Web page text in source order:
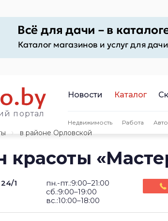
портал
Новости Каталог
Недвижимость Работа Авто
в районе Орловской
красоты
1
пн.-пт.:9:00–21:00
сб.:9:00–19:00
вс.:10:00–18:00